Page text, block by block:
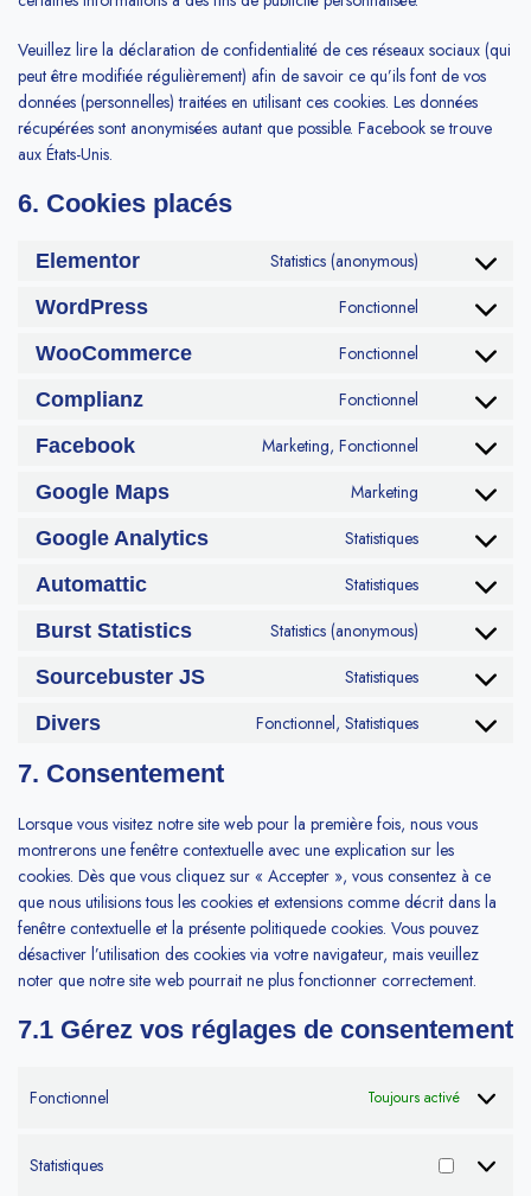
Veuillez lire la déclaration de confidentialité de ces réseaux sociaux (qui
peut être modifiée régulièrement) afin de savoir ce qu’ils font de vos
données (personnelles) traitées en utilisant ces cookies. Les données
récupérées sont anonymisées autant que possible. Facebook se trouve
aux États-Unis.
6. Cookies placés
Elementor
Statistics (anonymous)
WordPress
Fonctionnel
WooCommerce
Fonctionnel
Complianz
Fonctionnel
Facebook
Marketing, Fonctionnel
Google Maps
Marketing
Google Analytics
Statistiques
Automattic
Statistiques
Burst Statistics
Statistics (anonymous)
Sourcebuster JS
Statistiques
Divers
Fonctionnel, Statistiques
7. Consentement
Lorsque vous visitez notre site web pour la première fois, nous vous
montrerons une fenêtre contextuelle avec une explication sur les
cookies. Dès que vous cliquez sur « Accepter », vous consentez à ce
que nous utilisions tous les cookies et extensions comme décrit dans la
fenêtre contextuelle et la présente politiquede cookies. Vous pouvez
désactiver l’utilisation des cookies via votre navigateur, mais veuillez
noter que notre site web pourrait ne plus fonctionner correctement.
7.1 Gérez vos réglages de consentement
Fonctionnel Toujours activé
Statistiques